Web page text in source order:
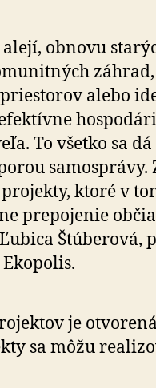
alejí, obnovu
alebo
To všetko sa
samo­správy.
ktoré v
pre­po­jenie
Štúberová,
je otvorená
sa môžu